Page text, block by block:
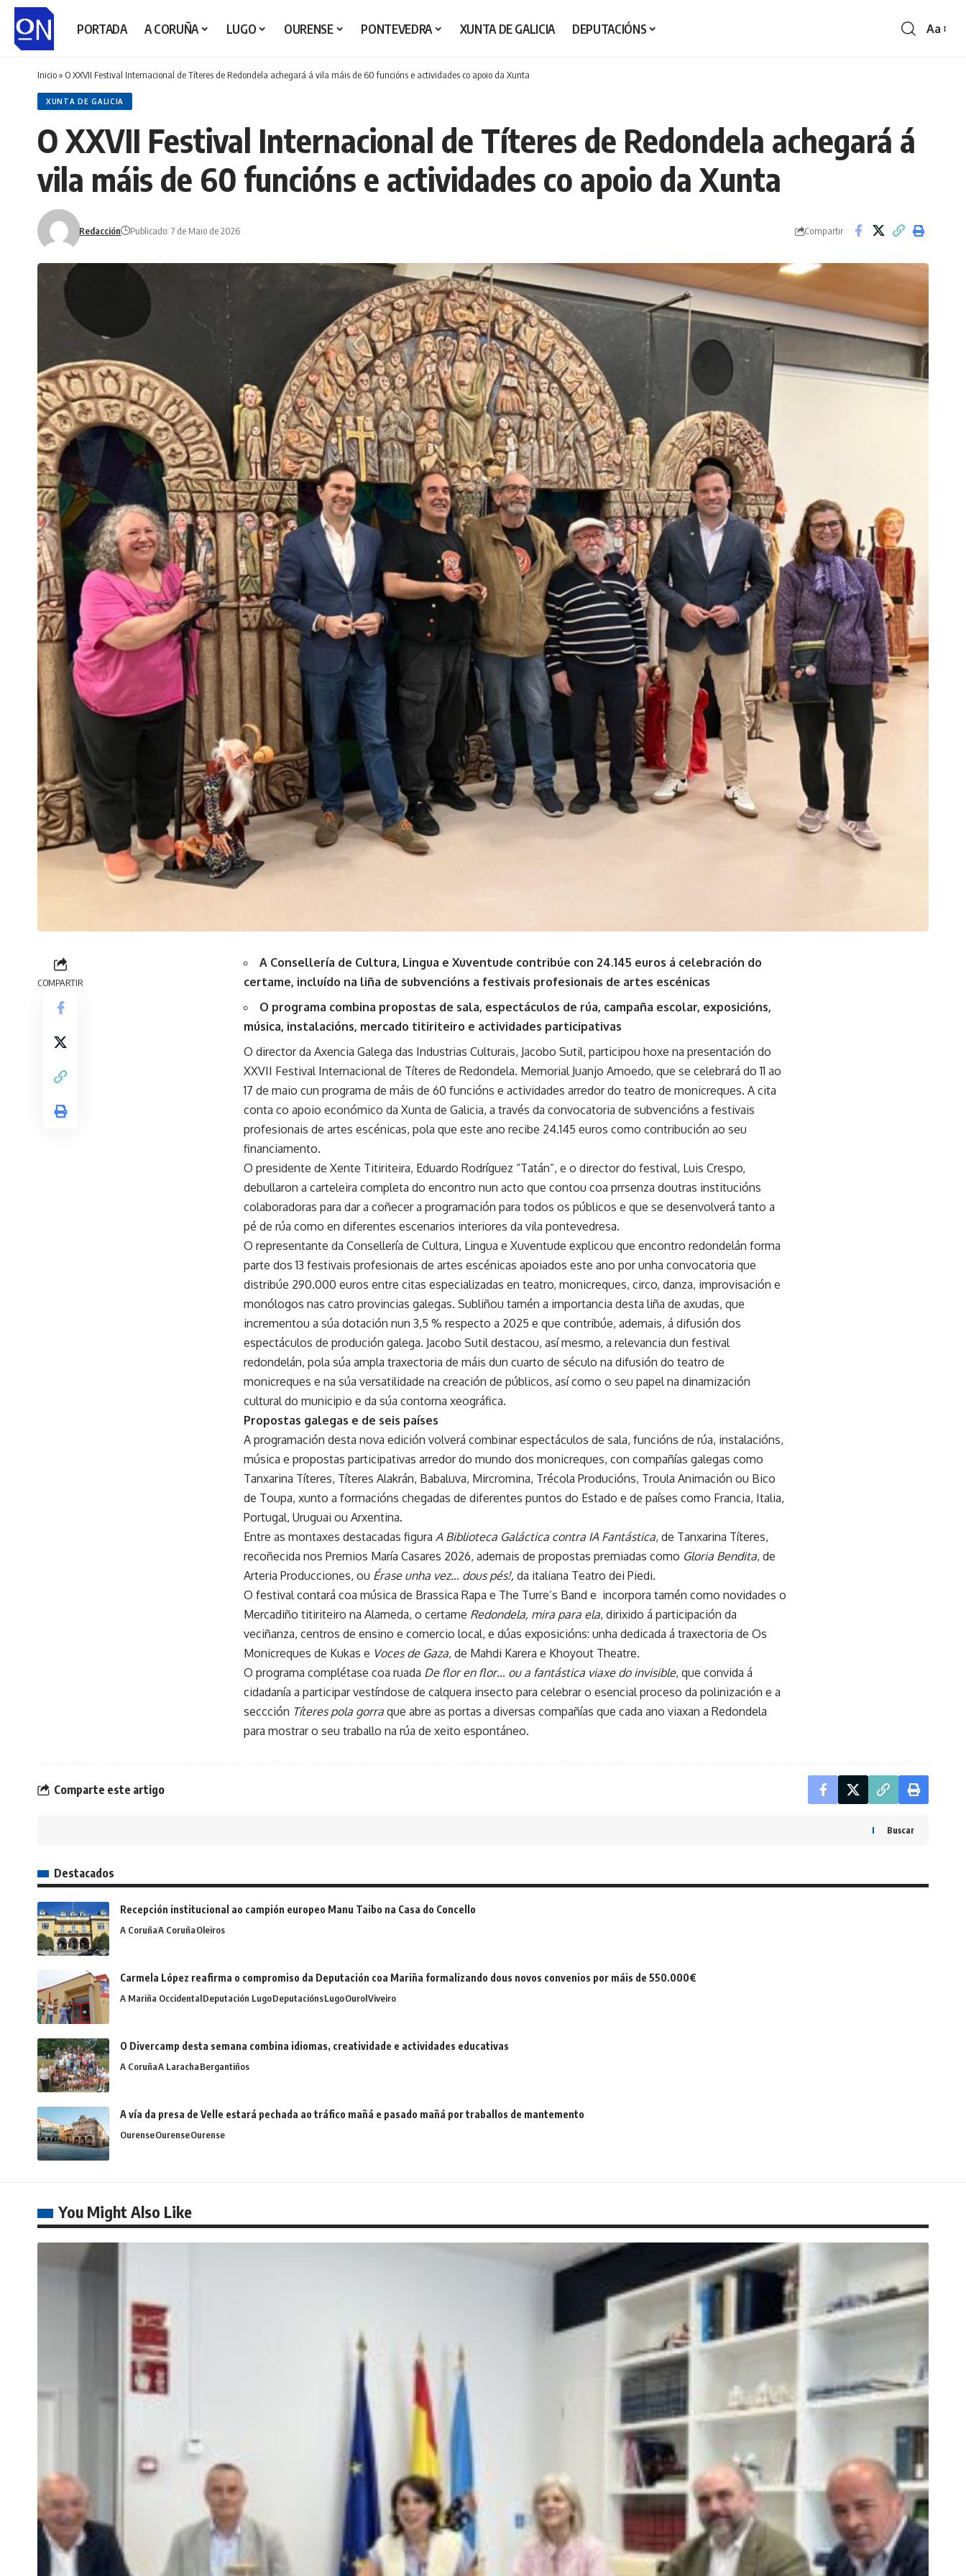
PORTADA A CORUÑA LUGO OURENSE PONTEVEDRA XUNTA DE GALICIA DEPUTACIÓNS Aa
Inicio» O XXVII Festival Internacional de Títeres de Redondela achegará á vila máis de 60 funcións e actividades co apoio da Xunta
XUNTA DE GALICIA
O XXVII Festival Internacional de Títeres de Redondela achegará á
vila máis de 60 funcións e actividades co apoio da Xunta
Redacción Publicado: 7 de Maio de 2026 Compartir
COMPARTIR
A Consellería de Cultura, Lingua e Xuventude contribúe con 24.145 euros á celebración do
certame, incluído na liña de subvencións a festivais profesionais de artes escénicas
O programa combina propostas de sala, espectáculos de rúa, campaña escolar, exposicións,
música, instalacións, mercado titiriteiro e actividades participativas
O director da Axencia Galega das Industrias Culturais, Jacobo Sutil, participou hoxe na presentación do
XXVII Festival Internacional de Títeres de Redondela. Memorial Juanjo Amoedo, que se celebrará do 11 ao
17 de maio cun programa de máis de 60 funcións e actividades arredor do teatro de monicreques. A cita
conta co apoio económico da Xunta de Galicia, a través da convocatoria de subvencións a festivais
profesionais de artes escénicas, pola que este ano recibe 24.145 euros como contribución ao seu
financiamento.
O presidente de Xente Titiriteira, Eduardo Rodríguez “Tatán”, e o director do festival, Luis Crespo,
debullaron a carteleira completa do encontro nun acto que contou coa prrsenza doutras institucións
colaboradoras para dar a coñecer a programación para todos os públicos e que se desenvolverá tanto a
pé de rúa como en diferentes escenarios interiores da vila pontevedresa.
O representante da Consellería de Cultura, Lingua e Xuventude explicou que encontro redondelán forma
parte dos 13 festivais profesionais de artes escénicas apoiados este ano por unha convocatoria que
distribúe 290.000 euros entre citas especializadas en teatro, monicreques, circo, danza, improvisación e
monólogos nas catro provincias galegas. Subliñou tamén a importancia desta liña de axudas, que
incrementou a súa dotación nun 3,5 % respecto a 2025 e que contribúe, ademais, á difusión dos
espectáculos de produción galega. Jacobo Sutil destacou, así mesmo, a relevancia dun festival
redondelán, pola súa ampla traxectoria de máis dun cuarto de século na difusión do teatro de
monicreques e na súa versatilidade na creación de públicos, así como o seu papel na dinamización
cultural do municipio e da súa contorna xeográfica.
Propostas galegas e de seis países
A programación desta nova edición volverá combinar espectáculos de sala, funcións de rúa, instalacións,
música e propostas participativas arredor do mundo dos monicreques, con compañías galegas como
Tanxarina Títeres, Títeres Alakrán, Babaluva, Mircromina, Trécola Producións, Troula Animación ou Bico
de Toupa, xunto a formacións chegadas de diferentes puntos do Estado e de países como Francia, Italia,
Portugal, Uruguai ou Arxentina.
Entre as montaxes destacadas figura A Biblioteca Galáctica contra IA Fantástica, de Tanxarina Títeres,
recoñecida nos Premios María Casares 2026, ademais de propostas premiadas como Gloria Bendita, de
Arteria Producciones, ou Érase unha vez… dous pés!, da italiana Teatro dei Piedi.
O festival contará coa música de Brassica Rapa e The Turre’s Band e incorpora tamén como novidades o
Mercadiño titiriteiro na Alameda, o certame Redondela, mira para ela, dirixido á participación da
veciñanza, centros de ensino e comercio local, e dúas exposicións: unha dedicada á traxectoria de Os
Monicreques de Kukas e Voces de Gaza, de Mahdi Karera e Khoyout Theatre.
O programa complétase coa ruada De flor en flor… ou a fantástica viaxe do invisible, que convida á
cidadanía a participar vestíndose de calquera insecto para celebrar o esencial proceso da polinización e a
seccción Títeres pola gorra que abre as portas a diversas compañías que cada ano viaxan a Redondela
para mostrar o seu traballo na rúa de xeito espontáneo.
Comparte este artigo
Buscar
Destacados
Recepción institucional ao campión europeo Manu Taibo na Casa do Concello
A CoruñaA CoruñaOleiros
Carmela López reafirma o compromiso da Deputación coa Mariña formalizando dous novos convenios por máis de 550.000€
A Mariña OccidentalDeputación LugoDeputaciónsLugoOurolViveiro
O Divercamp desta semana combina idiomas, creatividade e actividades educativas
A CoruñaA LarachaBergantiños
A vía da presa de Velle estará pechada ao tráfico mañá e pasado mañá por traballos de mantemento
OurenseOurenseOurense
You Might Also Like